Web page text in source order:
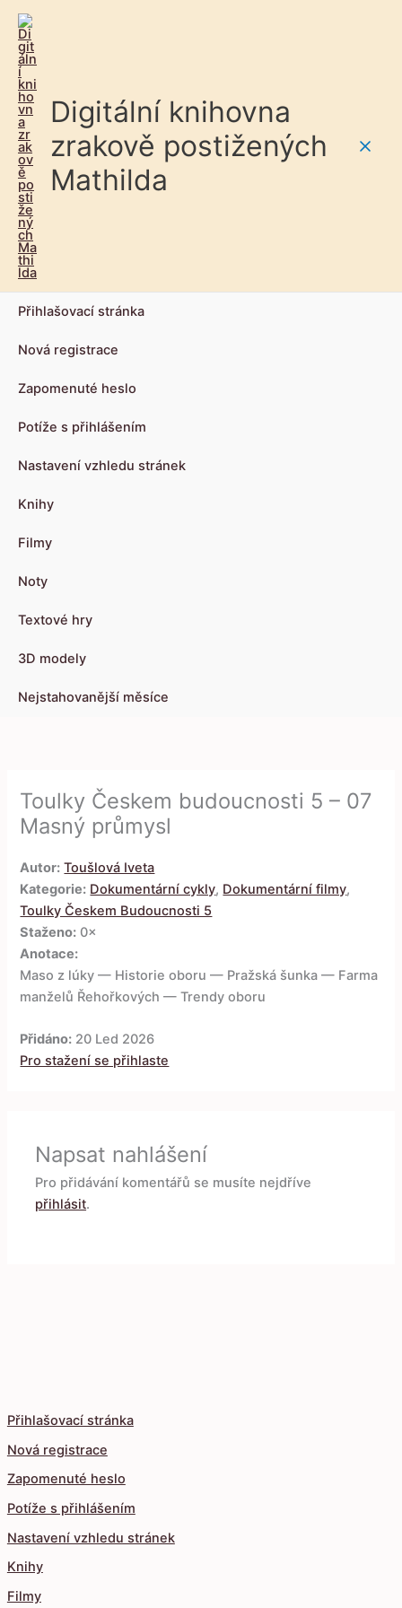
Digitální knihovna
zrakově postižených
Mathilda
Přihlašovací stránka
Nová registrace
Zapomenuté heslo
Potíže s přihlášením
Nastavení vzhledu stránek
Knihy
Filmy
Noty
Textové hry
3D modely
Nejstahovanější měsíce
Přihlašovací stránka
Nová registrace
Zapomenuté heslo
Potíže s přihlášením
Nastavení vzhledu stránek
Knihy
Filmy
Toulky Českem budoucnosti 5 – 07
Masný průmysl
Autor: Toušlová Iveta
Kategorie: Dokumentární cykly, Dokumentární filmy,
Toulky Českem Budoucnosti 5
Staženo: 0×
Anotace:
Maso z lúky — Historie oboru — Pražská šunka — Farma
manželů Řehořkových — Trendy oboru
Přidáno: 20 Led 2026
Pro stažení se přihlaste
Napsat nahlášení
Pro přidávání komentářů se musíte nejdříve
přihlásit.